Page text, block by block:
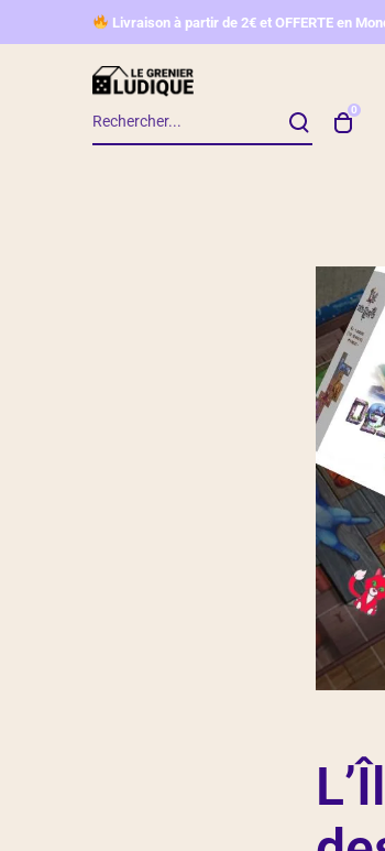
Livraison à partir de 2€ et OFFERTE en
0